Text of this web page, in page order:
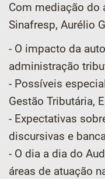
Com mediação do
Sinafresp, Aurélio
- O impacto da
administração
- Possíveis
Gestão Tributária,
- Expectativas
discursivas e
- O dia a dia do
áreas de atuação